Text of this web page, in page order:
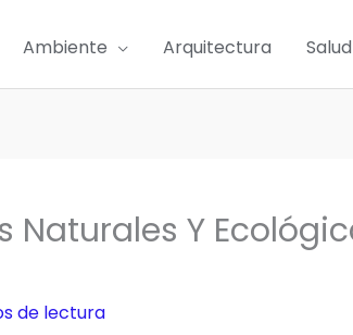
Ambiente Arquitectura Salud
Naturales Y
de lectura